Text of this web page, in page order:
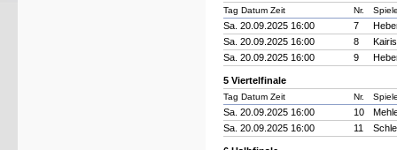
Tag Datum Zeit Nr.
Sa. 20.09.2025 16:00 7
Sa. 20.09.2025 16:00
8
Sa. 20.09.2025 16:00
9
5 Viertelfinale
Tag Datum Zeit Nr.
Sa. 20.09.2025 16:00 10
Sa. 20.09.2025 16:00
11